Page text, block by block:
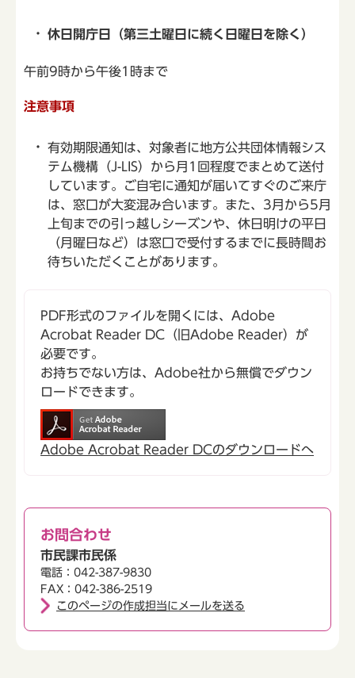
休日開庁日（第三土曜日に続く日曜日を除く）
午前9時から午後1時まで
注意事項
有効期限通知は、対象者に地方公共団体情報シス
テム機構（J-LIS）から月1回程度でまとめて送付
しています。ご自宅に通知が届いてすぐのご来庁
は、窓口が大変混み合います。また、3月から5月
上旬までの引っ越しシーズンや、休日明けの平日
（月曜日など）は窓口で受付するまでに長時間お
待ちいただくことがあります。
PDF形式のファイルを開くには、Adobe
Acrobat Reader DC（旧Adobe Reader）が
必要です。
お持ちでない方は、Adobe社から無償でダウン
ロードできます。
Adobe Acrobat Reader DCのダウンロードへ
お問合わせ
市民課市民係
電話：042-387-9830
FAX：042-386-2519
このページの作成担当にメールを送る